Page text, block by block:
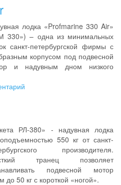
лодка «Profmarine 330 Air»
330») – одна из минимальных
санкт-петербургской фирмы с
корпусом под подвесной
и надувным дном низкого
РЛ-380» - надувная лодка
550 кг от санкт-
производителя.
транец позволяет
подвесной мотор
50 кг с короткой «ногой».